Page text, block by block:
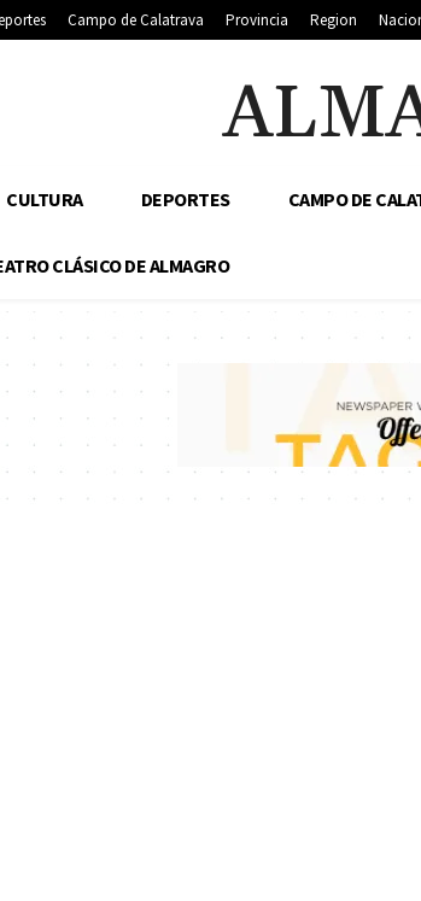
Campo de Calatrava Provincia Region
CULTURA DEPORTES CAMPO DE
CLÁSICO DE ALMAGRO